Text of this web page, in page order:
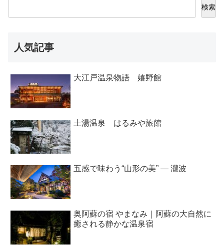
検索
人気記事
大江戸温泉物語 嬉野館
土湯温泉 はるみや旅館
五感で味わう“山形の美” ― 瀧波
奥阿蘇の宿 やまなみ｜阿蘇の大自然に
癒される静かな温泉宿